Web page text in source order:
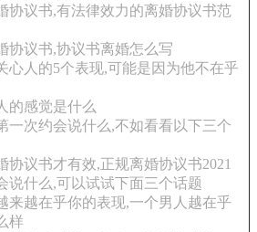
协议书,有法律效力的离婚协议书范
协议书,协议书离婚怎么写
心人的5个表现,可能是因为他不在乎
的感觉是什么
一次约会说什么,不如看看以下三个
协议书才有效,正规离婚协议书2021
说什么,可以试试下面三个话题
来越在乎你的表现,一个男人越在乎
样